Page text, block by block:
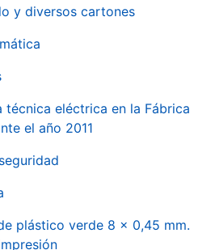
y diversos cartones
técnica eléctrica en la Fábrica
el año 2011
plástico verde 8 x 0,45 mm.